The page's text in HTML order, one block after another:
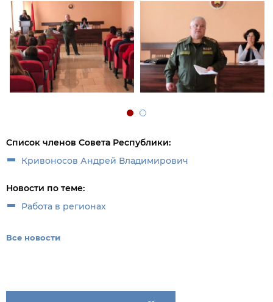
Список членов Совета Республики:
Кривоносов Андрей Владимирович
Новости по теме:
Работа в регионах
Все новости